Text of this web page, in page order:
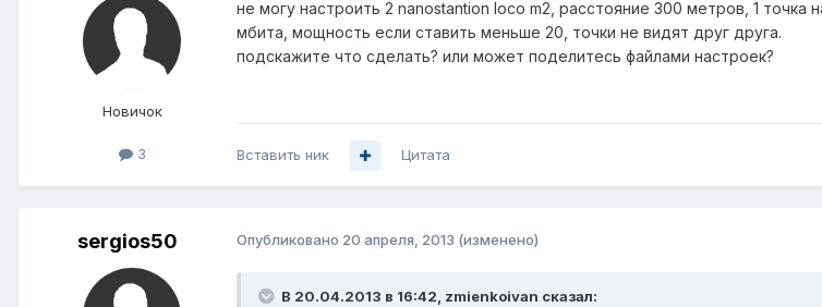
Новичок
3
не могу настроить 2 nanostantion loco m2, расстояние 300 метров, 1
мбита, мощность если ставить меньше 20, точки не видят друг друга.
подскажите что сделать? или может поделитесь файлами настроек?
Вставить ник Цитата
sergios50 Опубликовано 20 апреля, 2013 (изменено)
В 20.04.2013 в 16:42, zmienkoivan сказал: